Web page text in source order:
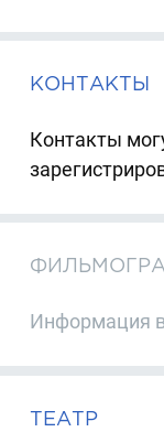
КОНТАКТЫ
Контакты
Информация
ТЕАТР